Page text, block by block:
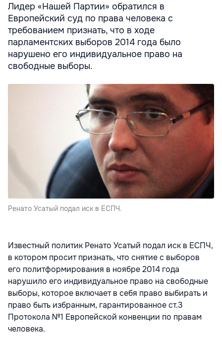
Лидер «Нашей Партии» обратился в
Европейский суд по права человека с
требованием признать, что в ходе
парламентских выборов 2014 года было
нарушено его индивидуальное право на
свободные выборы.
Ренато Усатый подал иск в ЕСПЧ.
Известный политик Ренато Усатый подал иск в ЕСПЧ,
в котором просит признать, что снятие с выборов
его политформирования в ноябре 2014 года
нарушило его индивидуальное право на свободные
выборы, которое включает в себя право выбирать и
право быть избранным, гарантированное ст.3
Протокола №1 Европейской конвенции по правам
человека.